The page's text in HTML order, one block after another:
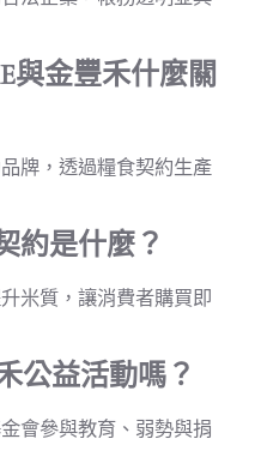
與金豐禾什麼關
牌，透過糧食契約生產
約是什麼？
米質，讓消費者購買即
公益活動嗎？
會參與教育、弱勢與捐